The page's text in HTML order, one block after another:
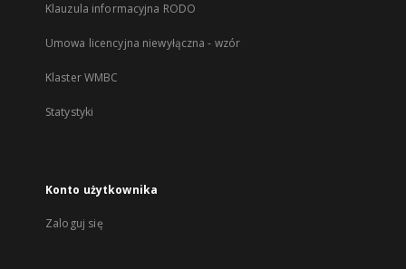
Klauzula informacyjna RODO
Umowa licencyjna niewyłączna - wzór
Klaster WMBC
Statystyki
Konto użytkownika
Zaloguj się